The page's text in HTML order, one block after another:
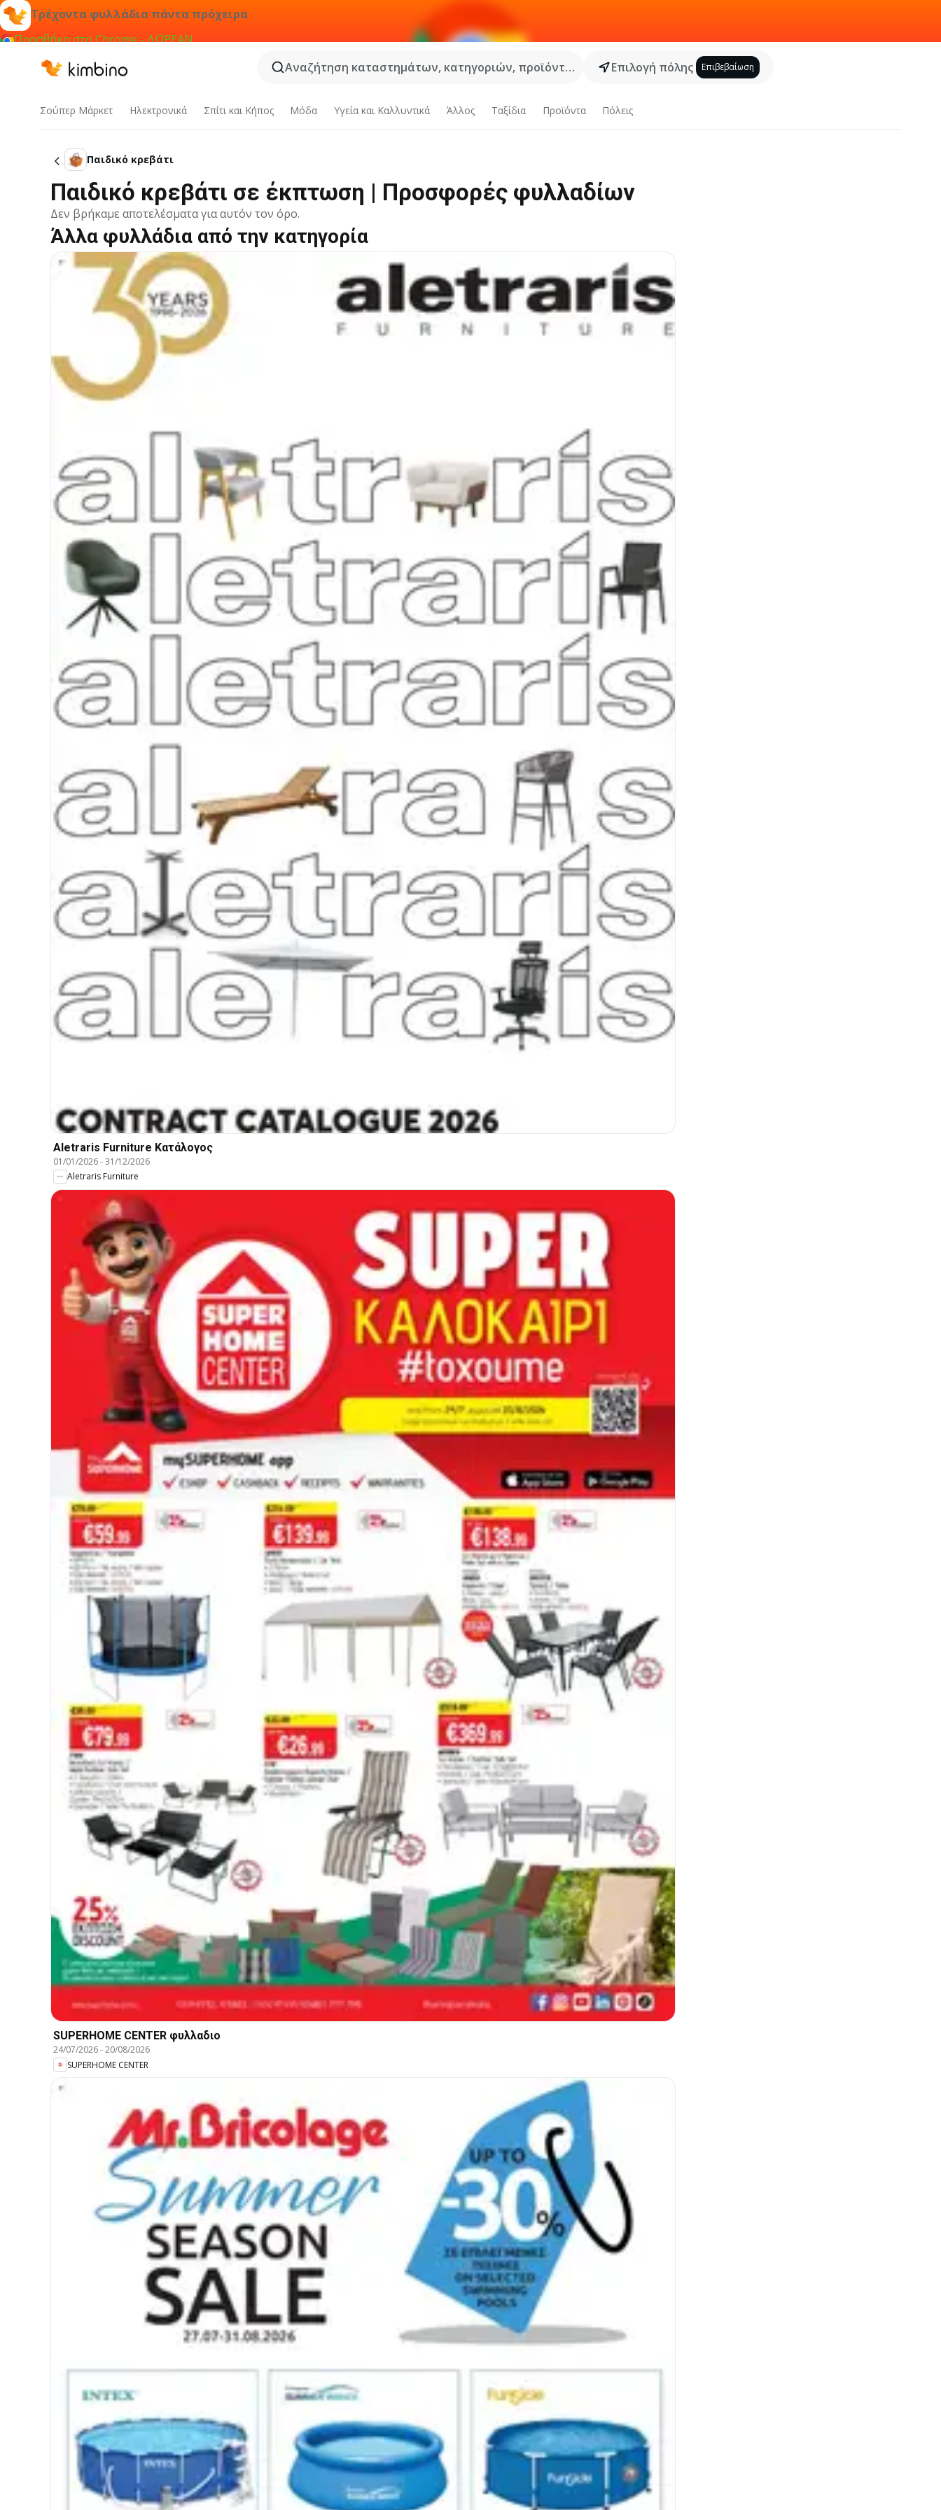
Τρέχοντα φυλλάδια πάντα πρόχειρα
Προσθήκη στο Chrome - ΔΩΡΕΑΝ
Αναζήτηση καταστημάτων, κατηγοριών, προϊόντων...
Επιλογή πόλης Επιβεβαίωση
Σούπερ Μάρκετ Hλεκτρονικά Σπίτι και Κήπος Μόδα Υγεία και Καλλυντικά Άλλος Ταξίδια Προϊόντα Πόλεις
Παιδικό κρεβάτι
Παιδικό κρεβάτι σε έκπτωση | Προσφορές φυλλαδίων
Δεν βρήκαμε αποτελέσματα για αυτόν τον όρο.
Άλλα φυλλάδια από την κατηγορία
Aletraris Furniture Κατάλογος
01/01/2026-31/12/2026
Aletraris Furniture
SUPERHOME CENTER φυλλαδιο
24/07/2026-20/08/2026
SUPERHOME CENTER